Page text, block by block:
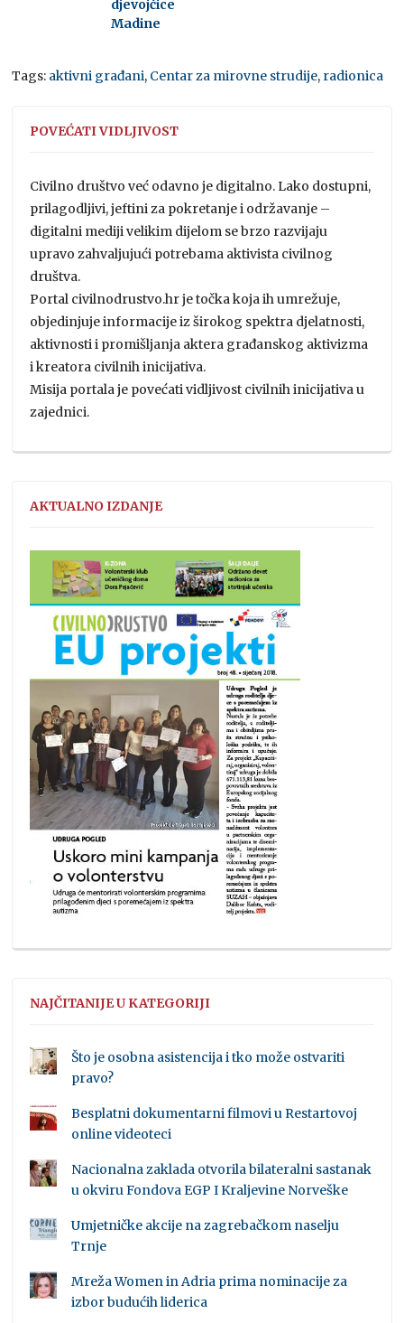
djevojčice
Madine
Tags: aktivni građani, Centar za mirovne strudije, radionica
POVEĆATI VIDLJIVOST
Civilno društvo već odavno je digitalno. Lako dostupni,
prilagodljivi, jeftini za pokretanje i održavanje –
digitalni mediji velikim dijelom se brzo razvijaju
upravo zahvaljujući potrebama aktivista civilnog
društva.
Portal civilnodrustvo.hr je točka koja ih umrežuje,
objedinjuje informacije iz širokog spektra djelatnosti,
aktivnosti i promišljanja aktera građanskog aktivizma
i kreatora civilnih inicijativa.
Misija portala je povećati vidljivost civilnih inicijativa u
zajednici.
AKTUALNO IZDANJE
NAJČITANIJE U KATEGORIJI
Što je osobna asistencija i tko može ostvariti
pravo?
Besplatni dokumentarni filmovi u Restartovoj
online videoteci
Nacionalna zaklada otvorila bilateralni sastanak
u okviru Fondova EGP I Kraljevine Norveške
Umjetničke akcije na zagrebačkom naselju
Trnje
Mreža Women in Adria prima nominacije za
izbor budućih liderica